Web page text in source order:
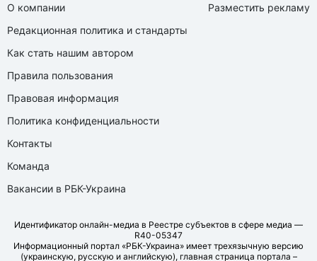
О компании
Редакционная политика и стандарты
Как стать нашим автором
Правила пользования
Правовая информация
Политика конфиденциальности
Контакты
Команда
Вакансии в РБК-Украина
Разместить рекламу
Идентификатор онлайн-медиа в Реестре субъектов в сфере медиа —
R40-05347
Информационный портал «РБК-Украина» имеет трехязычную версию
(украинскую, русскую и английскую), главная страница портала –